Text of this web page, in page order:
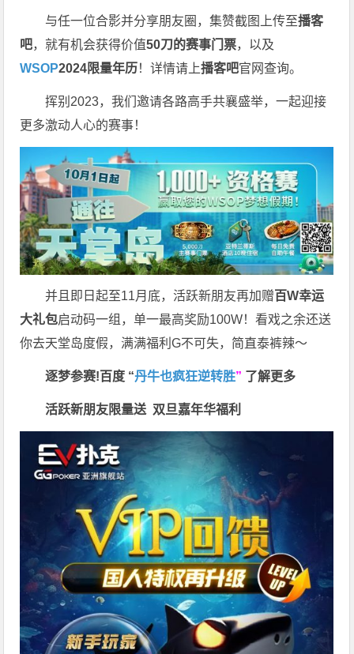
与任一位合影并分享朋友圈，集赞截图上传至播客
吧，就有机会获得价值50刀的赛事门票，以及
WSOP2024限量年历 ！详情请上播客吧官网查询。
挥别2023，我们邀请各路高手共襄盛举，一起迎接
更多激动人心的赛事！
并且即日起至11月底，活跃新朋友再加赠百W幸运
大礼包启动码一组，单一最高奖励100W！看戏之余还送
你去天堂岛度假，满满福利G不可失，简直泰裤辣～
逐梦参赛!百度 “丹牛也疯狂逆转胜” 了解更多
活跃新朋友限量送 双旦嘉年华福利